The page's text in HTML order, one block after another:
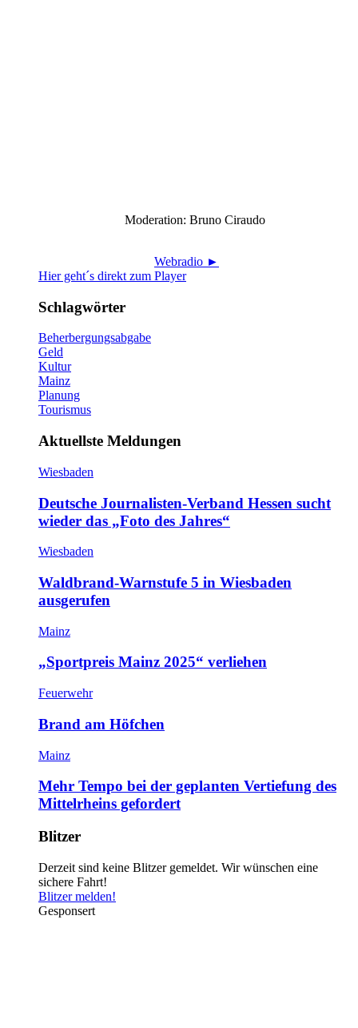
Moderation: Bruno Ciraudo
Webradio ►
Hier geht´s direkt zum Player
Schlagwörter
Beherbergungsabgabe
Geld
Kultur
Mainz
Planung
Tourismus
Aktuellste Meldungen
Wiesbaden
Deutsche Journalisten-Verband Hessen sucht
wieder das „Foto des Jahres“
Wiesbaden
Waldbrand-Warnstufe 5 in Wiesbaden
ausgerufen
Mainz
„Sportpreis Mainz 2025“ verliehen
Feuerwehr
Brand am Höfchen
Mainz
Mehr Tempo bei der geplanten Vertiefung des
Mittelrheins gefordert
Blitzer
Derzeit sind keine Blitzer gemeldet. Wir wünschen eine
sichere Fahrt!
Blitzer melden!
Gesponsert